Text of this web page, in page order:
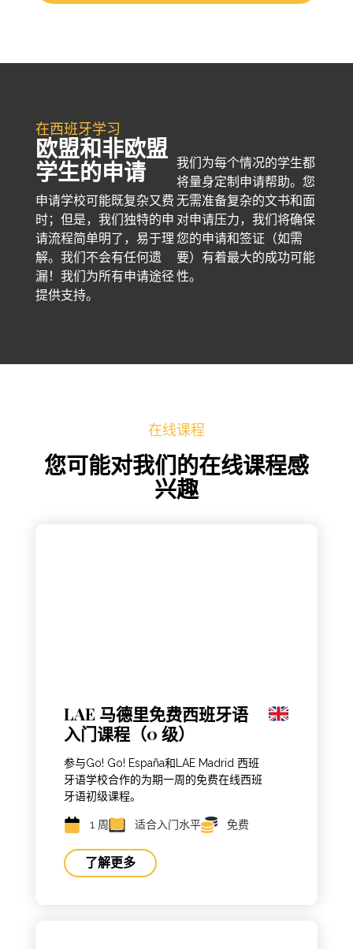
在西班牙学习
欧盟和非欧盟
学生的申请
申请学校可能既复杂又费
时；但是，我们独特的申
请流程简单明了，易于理
解。我们不会有任何遗
漏！我们为所有申请途径
提供支持。
我们为每个情况的学生都
将量身定制申请帮助。您
无需准备复杂的文书和面
对申请压力，我们将确保
您的申请和签证（如需
要）有着最大的成功可能
性。
在线课程
您可能对我们的在线课程感
兴趣
LAE 马德里免费西班牙语
入门课程（0 级）
参与Go! Go! España和LAE Madrid 西班
牙语学校合作的为期一周的免费在线西班
牙语初级课程。
1 周 适合入门水平 免费
了解更多